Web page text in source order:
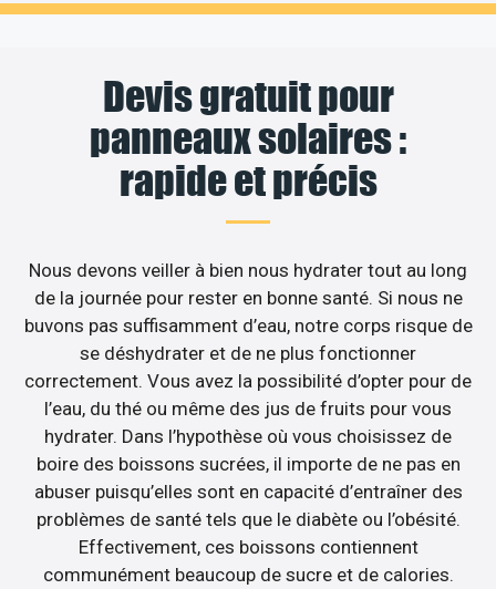
Devis gratuit pour
panneaux solaires :
rapide et précis
Nous devons veiller à bien nous hydrater tout au long
de la journée pour rester en bonne santé. Si nous ne
buvons pas suffisamment d’eau, notre corps risque de
se déshydrater et de ne plus fonctionner
correctement. Vous avez la possibilité d’opter pour de
l’eau, du thé ou même des jus de fruits pour vous
hydrater. Dans l’hypothèse où vous choisissez de
boire des boissons sucrées, il importe de ne pas en
abuser puisqu’elles sont en capacité d’entraîner des
problèmes de santé tels que le diabète ou l’obésité.
Effectivement, ces boissons contiennent
communément beaucoup de sucre et de calories.